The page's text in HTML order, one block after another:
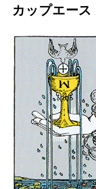
カップエース